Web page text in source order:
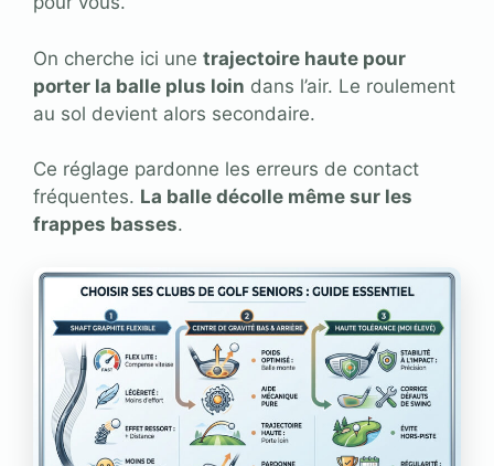
On cherche ici une trajectoire haute pour
porter la balle plus loin dans l’air. Le roulement
au sol devient alors secondaire.
Ce réglage pardonne les erreurs de contact
fréquentes. La balle décolle même sur les
frappes basses.